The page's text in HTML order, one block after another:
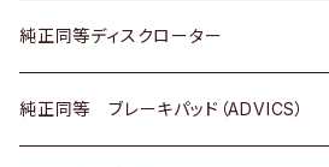
マツダ
三菱
ダイハツ
マツダ
ダイハツ
三菱
日産
ダイハツ
スズキ
日産
日産
いすゞ
トヨタ
ホンダ
純正同等ディスクローター
トヨタ
純正同等 ブレーキパッド（ADVICS）